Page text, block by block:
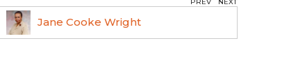
Jane Cooke Wright
PREV NEXT